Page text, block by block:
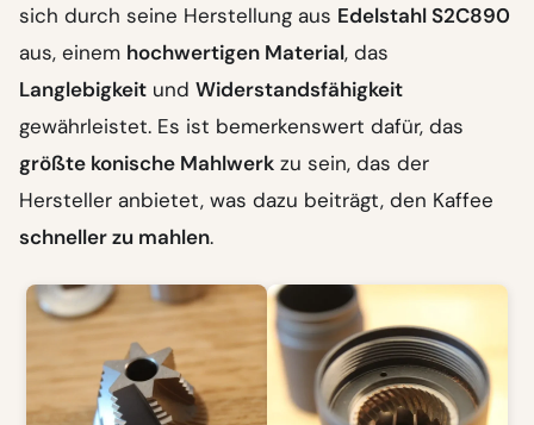
sich durch seine Herstellung aus Edelstahl S2C890
aus, einem hochwertigen Material, das
Langlebigkeit und Widerstandsfähigkeit
gewährleistet. Es ist bemerkenswert dafür, das
größte konische Mahlwerk zu sein, das der
Hersteller anbietet, was dazu beiträgt, den Kaffee
schneller zu mahlen.